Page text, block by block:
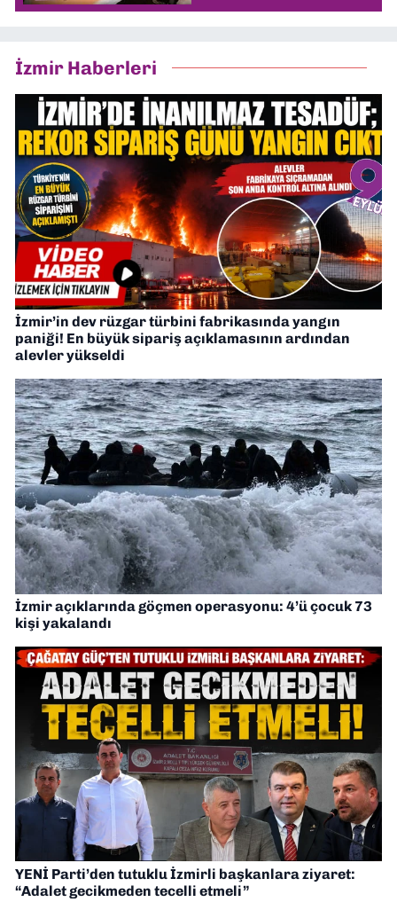
İzmir Haberleri
İzmir’in dev rüzgar türbini fabrikasında yangın
paniği! En büyük sipariş açıklamasının ardından
alevler yükseldi
İzmir açıklarında göçmen operasyonu: 4’ü çocuk 73
kişi yakalandı
YENİ Parti’den tutuklu İzmirli başkanlara ziyaret:
“Adalet gecikmeden tecelli etmeli”